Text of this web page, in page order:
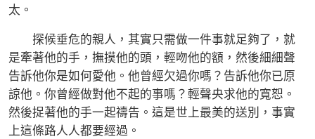
太。
探候垂危的親人，其實只需做一件事就足夠了，就
是牽著他的手，撫摸他的頭，輕吻他的額，然後細細聲
告訴他你是如何愛他。他曾經欠過你嗎？告訴他你已原
諒他。你曾經做對他不起的事嗎？輕聲央求他的寬恕。
然後捉著他的手一起禱告。這是世上最美的送別，事實
上這條路人人都要經過。